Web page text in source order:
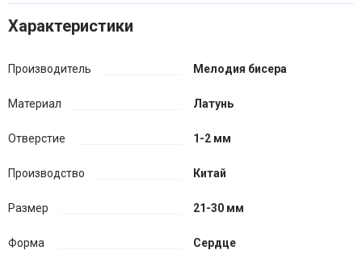
Характеристики
Производитель Мелодия бисера
Материал Латунь
Отверстие 1-2 мм
Производство Китай
Размер 21-30 мм
Форма Сердце